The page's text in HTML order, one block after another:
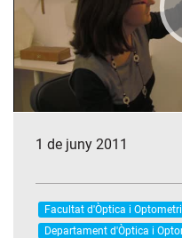
1 de juny 2011
Facultat d'Òptica i
Departament d'Òptica i